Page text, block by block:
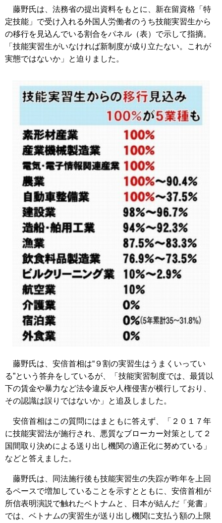
藤野氏は、法務省の提出資料をもとに、新在留資格「特
定技能」で受け入れる外国人労働者のうち技能実習生から
の移行を見込んでいる割合をパネル（表）で示して指摘。
「技能実習生がいなければ新制度が成り立たない。これが
実態ではないか」と迫りました。
藤野氏は、安倍首相は“９割の実習生はうまくいってい
る”という答弁をしているが、「技能実習制度では、最賃以
下の賃金や暴力など法令違反や人権侵害が横行しており、
その認識は誤りではないか」と追及しました。
安倍首相はこの質問にはまともに答えず、「２０１７年
に技能実習法が施行され、悪質なブローカー対策として２
国間取り決めによる送り出し機関の適正化に努めている」
などと答えました。
藤野氏は、同法施行後も技能実習生の失踪が昨年を上回
るペースで増加していることを示すとともに、安倍首相が
所信表明演説で触れたベトナムと、日本が結んだ「覚書」
では、ベトナムの実習生が送り出し機関に支払う額の上限